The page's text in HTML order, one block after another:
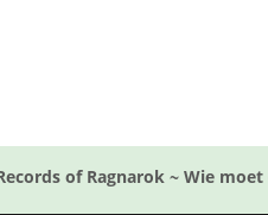
of Ragnarok ~ Wie